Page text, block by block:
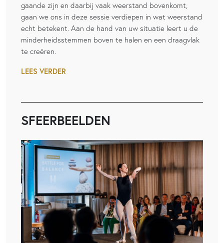
gaande zijn en daarbij vaak weerstand bovenkomt,
gaan we ons in deze sessie verdiepen in wat weerstand
echt betekent. Aan de hand van uw situatie leert u de
minderheidsstemmen boven te halen en een draagvlak
te creëren.
LEES VERDER
SFEERBEELDEN